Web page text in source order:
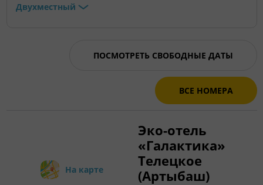
Двухместный
ПОСМОТРЕТЬ СВОБОДНЫЕ ДАТЫ
ВСЕ НОМЕРА
На карте
Эко-отель
«Галактика»
Телецкое
(Артыбаш)